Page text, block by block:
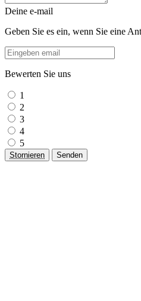
Deine e-mail
Geben Sie es ein, wenn Sie eine
Bewerten Sie uns
1
2
3
4
5
Stornieren Senden